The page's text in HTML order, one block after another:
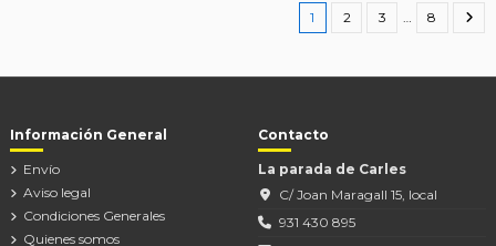
1 2 3 8
Información General
Envío
Aviso legal
Condiciones Generales
Quienes somos
Contacto
La parada de Carles
C/ Joan Maragall 15, local
931 430 895